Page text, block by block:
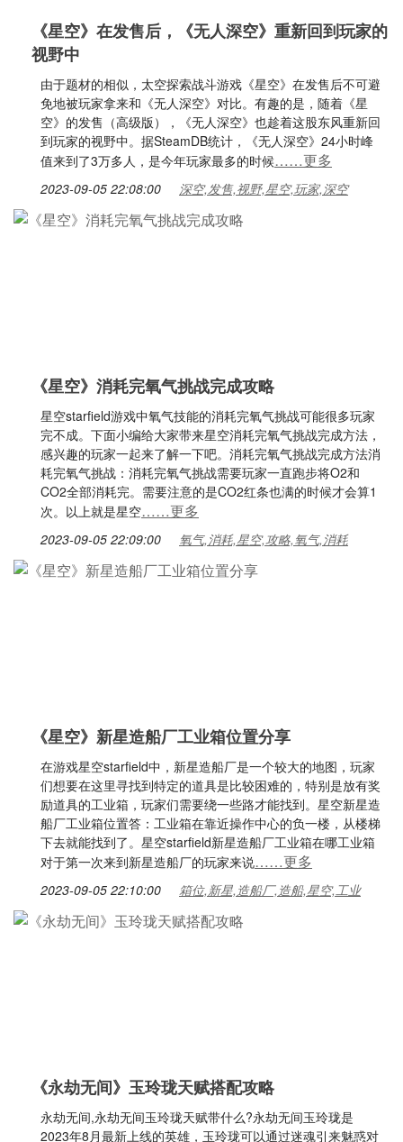
《星空》在发售后，《无人深空》重新回到玩家的
视野中
由于题材的相似，太空探索战斗游戏《星空》在发售后不可避
免地被玩家拿来和《无人深空》对比。有趣的是，随着《星
空》的发售（高级版），《无人深空》也趁着这股东风重新回
到玩家的视野中。据SteamDB统计，《无人深空》24小时峰
值来到了3万多人，是今年玩家最多的时候……更多
2023-09-05 22:08:00 深空,发售,视野,星空,玩家,深空
《星空》消耗完氧气挑战完成攻略
星空starfield游戏中氧气技能的消耗完氧气挑战可能很多玩家
完不成。下面小编给大家带来星空消耗完氧气挑战完成方法，
感兴趣的玩家一起来了解一下吧。消耗完氧气挑战完成方法消
耗完氧气挑战：消耗完氧气挑战需要玩家一直跑步将O2和
CO2全部消耗完。需要注意的是CO2红条也满的时候才会算1
次。以上就是星空……更多
2023-09-05 22:09:00 氧气,消耗,星空,攻略,氧气,消耗
《星空》新星造船厂工业箱位置分享
在游戏星空starfield中，新星造船厂是一个较大的地图，玩家
们想要在这里寻找到特定的道具是比较困难的，特别是放有奖
励道具的工业箱，玩家们需要绕一些路才能找到。星空新星造
船厂工业箱位置答：工业箱在靠近操作中心的负一楼，从楼梯
下去就能找到了。星空starfield新星造船厂工业箱在哪工业箱
对于第一次来到新星造船厂的玩家来说……更多
2023-09-05 22:10:00 箱位,新星,造船厂,造船,星空,工业
《永劫无间》玉玲珑天赋搭配攻略
永劫无间,永劫无间玉玲珑天赋带什么?永劫无间玉玲珑是
2023年8月最新上线的英雄，玉玲珑可以通过迷魂引来魅惑对